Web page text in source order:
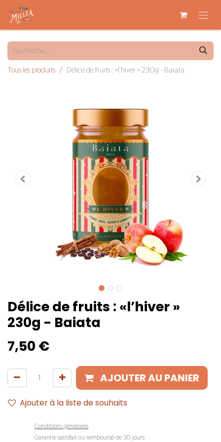
Tous les produits Délice de fruits : «l’hiver » 230g - Baiata
Délice de fruits : «l’hiver »
230g - Baiata
7,50 €
AJOUTER AU PANIER
Ajouter à la liste de souhaits
Conditions générales
Garantie satisfait ou remboursé de 30 jours